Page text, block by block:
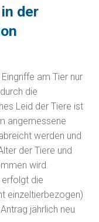
der
am Tier nur
die
Leid der Tiere ist
angemessene
werden und
der Tiere und
wird.
erfolgt die
einzeltierbezogen)
jährlich neu